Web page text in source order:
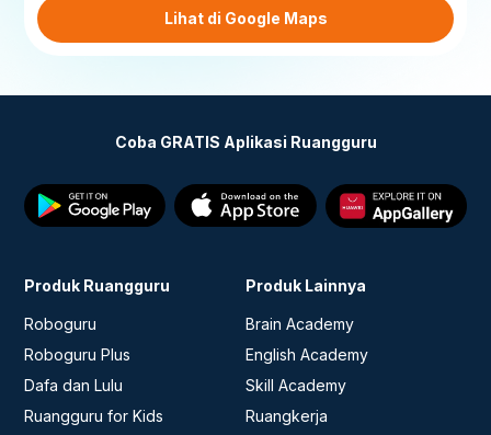
Lihat di Google Maps
Coba GRATIS Aplikasi Ruangguru
Produk Ruangguru
Roboguru
Roboguru Plus
Dafa dan Lulu
Ruangguru for Kids
Produk Lainnya
Brain Academy
English Academy
Skill Academy
Ruangkerja